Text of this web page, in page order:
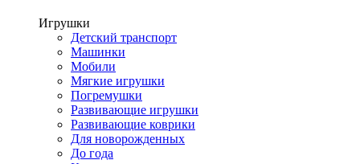
Игрушки
Детский транспорт
Машинки
Мобили
Мягкие игрушки
Погремушки
Развивающие игрушки
Развивающие коврики
Для новорожденных
До года